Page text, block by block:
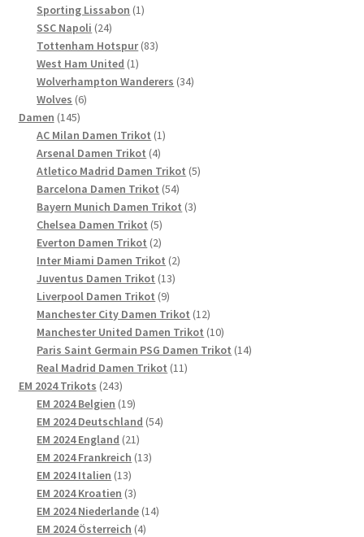
Produkte
Sporting Lissabon 11
SSC Napoli 2424
Produkte
Tottenham Hotspur 8383
West Ham United 11
Produkt
Wolverhampton Wanderers 3434
Wolves 66
Damen 145145
Produkte
AC Milan Damen Trikot 11
Arsenal Damen Trikot 44
Produkte
Atletico Madrid Damen Trikot 55
Barcelona Damen Trikot 5454
Produkte
Bayern Munich Damen Trikot 33
Chelsea Damen Trikot 55
Produkte
Everton Damen Trikot 22
Produkte
Inter Miami Damen Trikot 22
Juventus Damen Trikot 1313
Liverpool Damen Trikot 99
Produkte
Manchester City Damen Trikot 1212
Produkte
Manchester United Damen Trikot 1010
Produkte
Paris Saint Germain PSG Damen Trikot 1414
Real Madrid Damen Trikot 1111
EM 2024 Trikots 243243
Produkte
EM 2024 Belgien 1919
Produkte
EM 2024 Deutschland 5454
EM 2024 England 2121
Produkte
EM 2024 Frankreich 1313
EM 2024 Italien 1313
Produkte
EM 2024 Kroatien 33
Produkte
EM 2024 Niederlande 1414
EM 2024 Österreich 44